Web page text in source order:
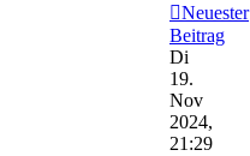
Neuester
Beitrag
Di
19.
Nov
2024,
21:29